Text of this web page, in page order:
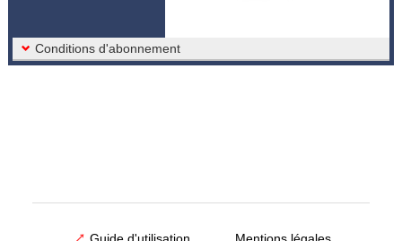
Conditions d'abonnement